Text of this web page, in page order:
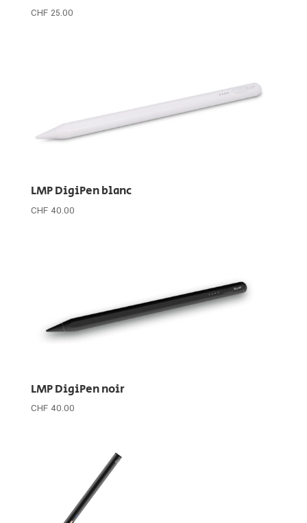
CHF 25.00
LMP DigiPen blanc
CHF 40.00
LMP DigiPen noir
CHF 40.00